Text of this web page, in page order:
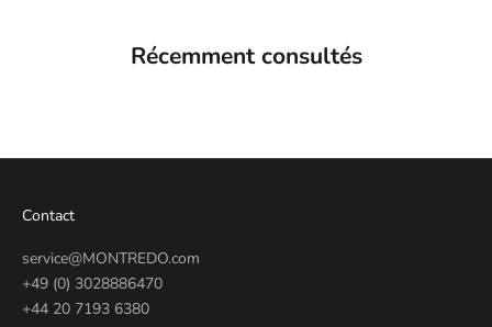
Récemment consultés
Contact
service@MONTREDO.com
+49 (0) 3028886470
+44 20 7193 6380